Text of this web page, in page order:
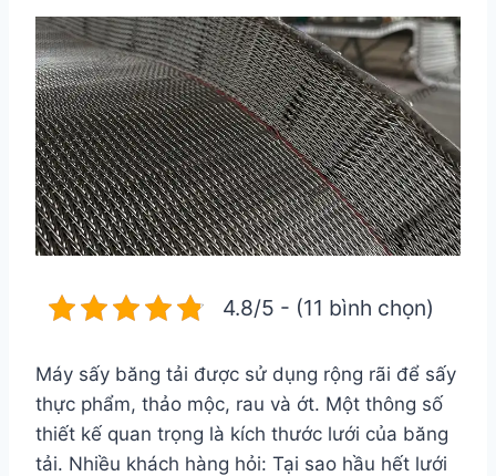
4.8/5 - (11 bình chọn)
Máy sấy băng tải được sử dụng rộng rãi để sấy
thực phẩm, thảo mộc, rau và ớt. Một thông số
thiết kế quan trọng là kích thước lưới của băng
tải. Nhiều khách hàng hỏi: Tại sao hầu hết lưới